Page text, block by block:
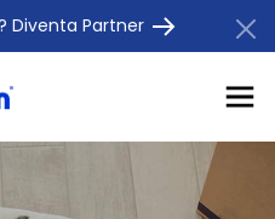
Diventa Partner